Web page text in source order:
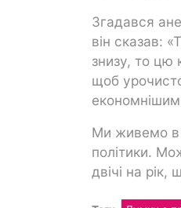
Згадався
він сказав:
знизу, то цю
щоб
Ми живемо в
політики.
двічі на